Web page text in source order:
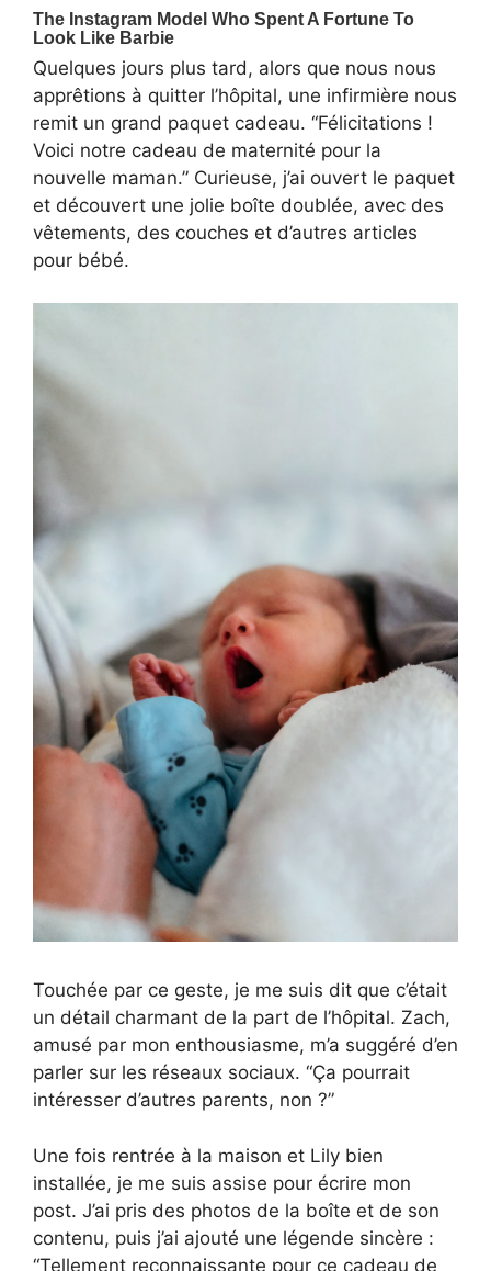
Quelques jours plus tard, alors que nous nous
apprêtions à quitter l’hôpital, une infirmière nous
remit un grand paquet cadeau. “Félicitations !
Voici notre cadeau de maternité pour la
nouvelle maman.” Curieuse, j’ai ouvert le paquet
et découvert une jolie boîte doublée, avec des
vêtements, des couches et d’autres articles
pour bébé.
Touchée par ce geste, je me suis dit que c’était
un détail charmant de la part de l’hôpital. Zach,
amusé par mon enthousiasme, m’a suggéré d’en
parler sur les réseaux sociaux. “Ça pourrait
intéresser d’autres parents, non ?”
Une fois rentrée à la maison et Lily bien
installée, je me suis assise pour écrire mon
post. J’ai pris des photos de la boîte et de son
contenu, puis j’ai ajouté une légende sincère :
“Tellement reconnaissante pour ce cadeau de